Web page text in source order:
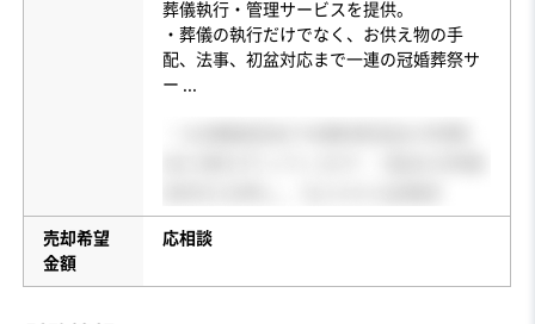
葬儀執行・管理サービスを提供。
・葬儀の執行だけでなく、お供え物の手
配、法事、初盆対応まで一連の冠婚葬祭サ
ー
売却希望
金額
応相談